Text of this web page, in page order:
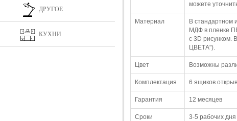
ДРУГОЕ
КУХНИ
можете
Материал
В стандартном
МДФ в пленке
с 3D
ЦВЕТА").
Цвет Возможны
Комплектация 6 ящиков
Гарантия 12 месяцев
Сроки
3-5 рабочих дня